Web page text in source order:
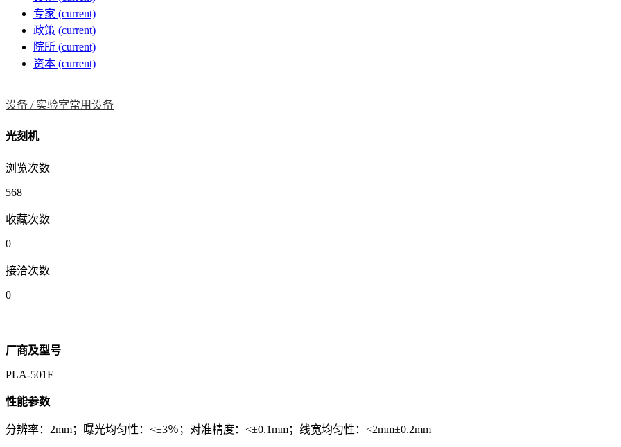
专家 (current)
政策 (current)
院所 (current)
资本 (current)
设备 / 实验室常用设备
光刻机
浏览次数
568
收藏次数
0
接洽次数
0
厂商及型号
PLA-501F
性能参数
分辨率：2mm；曝光均匀性：<±3％；对准精度：<±0.1mm；线宽均匀性：<2mm±0.2mm